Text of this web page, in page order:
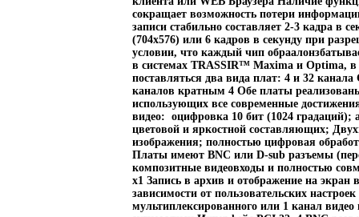
сокращает возможность потери
записи стабильно составляет 2-3 кадра в
(704x576) или 6 кадров в секунду при
условии, что каждый чип
в системах TRASSIR™ Maxima и Optima,
поставляться два вида плат: 4 и 32
каналов кратным 4 Обе платы
использующих все современные
видео: оцифровка 10 бит (1024 градаций);
цветовой и яркостной составляющих;
изображения; полностью цифровая
Платы имеют BNC или D-sub разъемы
композитные видеовходы и полностью
x1 Запись в архив и отображение на экран
зависимости от пользовательских
мультиплексированного или 1 канал